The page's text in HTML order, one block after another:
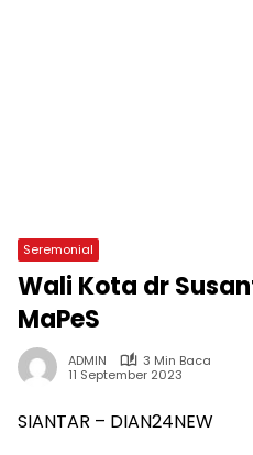
Seremonial
Wali Kota dr
MaPeS
ADMIN
3 Min Baca
11 September 2023
SIANTAR – DIAN24NEW